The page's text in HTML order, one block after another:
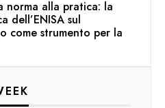
norma alla pratica: la
dell’ENISA sul
come strumento per la